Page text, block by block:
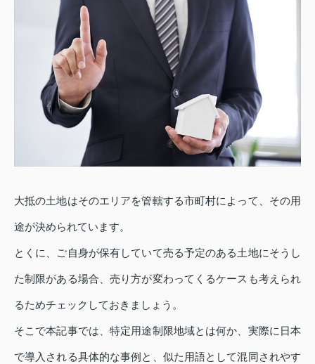
大抵の土地はそのエリアを管轄する市町村によって、その用
途が決められています。
とくに、ご自身が保有していて売る予定のある土地にそうし
た制限がある場合、売り方が変わってくるケースも考えられ
るためチェックしておきましょう。
そこで本記事では、特定用途制限地域とは何か、実際に日本
で導入される具体的な事例と、似た用語として混同されやす